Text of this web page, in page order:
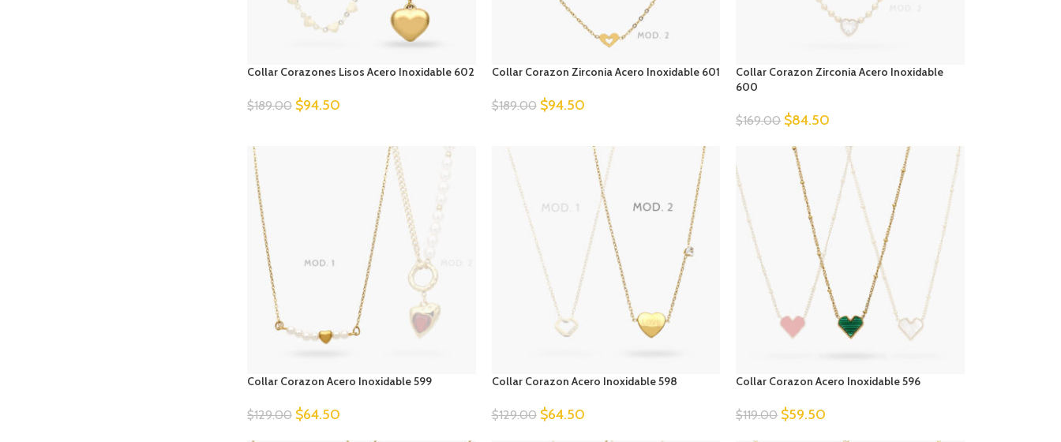
Collar Corazones Lisos Acero Inoxidable 602
$189.00 $94.50
Collar Corazon Zirconia Acero Inoxidable 601
$189.00 $94.50
Collar Corazon Zirconia Acero Inoxidable
600
$169.00 $84.50
Collar Corazon Acero Inoxidable 599
$129.00 $64.50
Collar Corazon Acero Inoxidable 598
$129.00 $64.50
Collar Corazon Acero Inoxidable 596
$119.00 $59.50